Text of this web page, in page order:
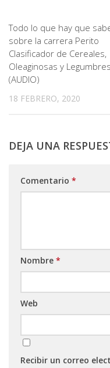
Todo lo que hay que
sobre la carrera Perito
Clasificador de Cereales,
Oleaginosas y Legumbres
(AUDIO)
18 FEBRERO, 2020
DEJA UNA
Comentario *
Nombre *
Web
Recibir un correo